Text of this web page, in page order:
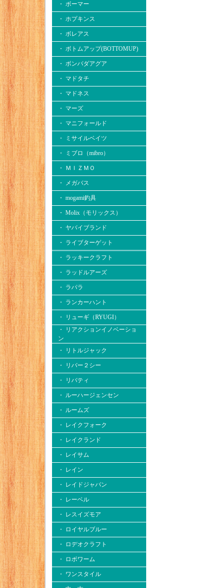
・ ボーマー
・ ホプキンス
・ ボレアス
・ ボトムアップ(BOTTOMUP)
・ ボンバダアグア
・ マドタチ
・ マドネス
・ マーズ
・ マニフォールド
・ ミサイルベイツ
・ ミブロ（mibro）
・ ＭＩＺＭＯ
・ メガバス
・ mogami釣具
・ Molix（モリックス）
・ ヤバイブランド
・ ライブターゲット
・ ラッキークラフト
・ ラッドルアーズ
・ ラパラ
・ ランカーハント
・ リューギ（RYUGI）
・ リアクションイノベーショ
ン
・ リトルジャック
・ リバー２シー
・ リバティ
・ ルーハージェンセン
・ ルームズ
・ レイクフォーク
・ レイクランド
・ レイサム
・ レイン
・ レイドジャパン
・ レーベル
・ レスイズモア
・ ロイヤルブルー
・ ロデオクラフト
・ ロボワーム
・ ワンスタイル